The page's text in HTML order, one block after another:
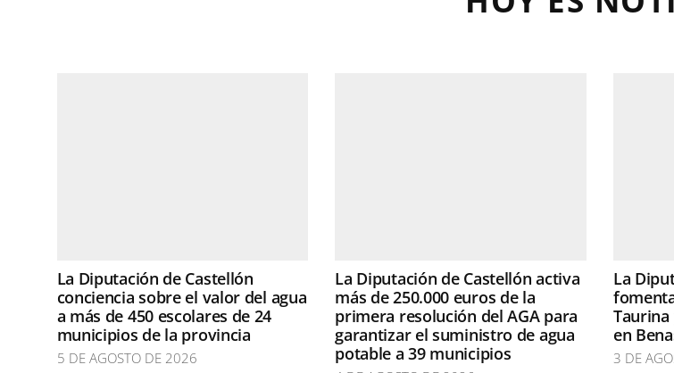
La Diputación de Castellón
conciencia sobre el valor del agua
a más de 450 escolares de 24
municipios de la provincia
5 DE AGOSTO DE 2026
La Diputación de Castellón activa
más de 250.000 euros de la
primera resolución del AGA para
garantizar el suministro de agua
potable a 39 municipios
La
en
3 DE